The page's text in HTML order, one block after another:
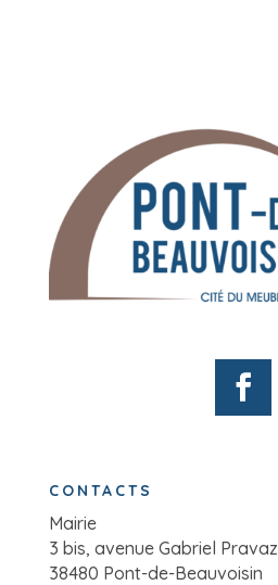
CONTACTS
Mairie
3 bis, avenue Gabriel Pravaz
38480 Pont-de-Beauvoisin